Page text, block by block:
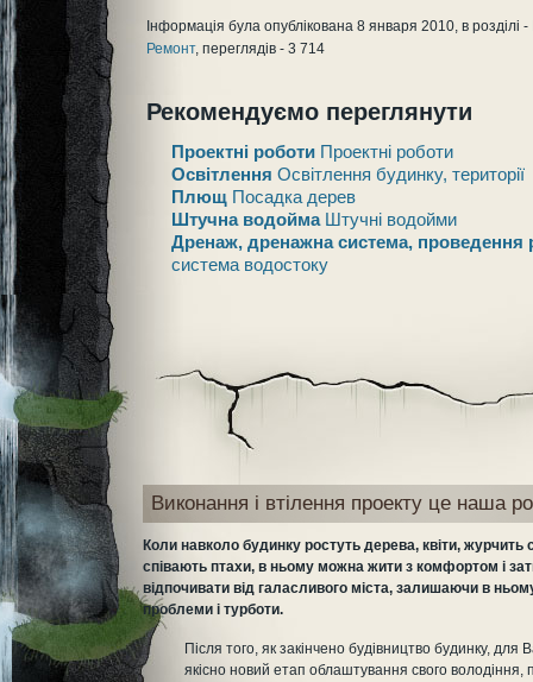
Інформація була опублікована 8 января 2010, в розділі -
Ремонт, переглядів - 3 714
Рекомендуємо переглянути
Проектні роботи Проектні роботи
Освітлення Освітлення будинку, території
Плющ Посадка дерев
Штучна водойма Штучні водойми
Дренаж, дренажна система, проведення
система водостоку
Виконання і втілення проекту це наша
Коли навколо будинку ростуть дерева, квіти, журчить
співають птахи, в ньому можна жити з комфортом і
відпочивати від галасливого міста, залишаючи в
проблеми і турботи.
Після того, як закінчено будівництво будинку, для
якісно новий етап облаштування свого володіння,